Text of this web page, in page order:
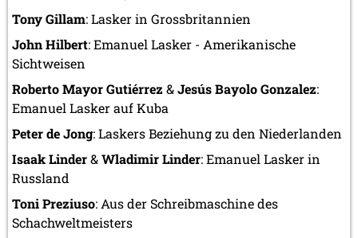
Tony Gillam: Lasker in Grossbritannien
John Hilbert: Emanuel Lasker - Amerikanische
Sichtweisen
Roberto Mayor Gutiérrez &Jesús Bayolo Gonzalez:
Emanuel Lasker auf Kuba
Peter de Jong: Laskers Beziehung zu den Niederlanden
Isaak Linder&Wladimir Linder: Emanuel Lasker in
Russland
Toni Preziuso: Aus der Schreibmaschine des
Schachweltmeisters